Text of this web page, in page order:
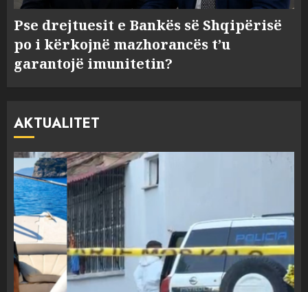
Pse drejtuesit e Bankës së Shqipërisë
po i kërkojnë mazhorancës t’u
garantojë imunitetin?
AKTUALITET